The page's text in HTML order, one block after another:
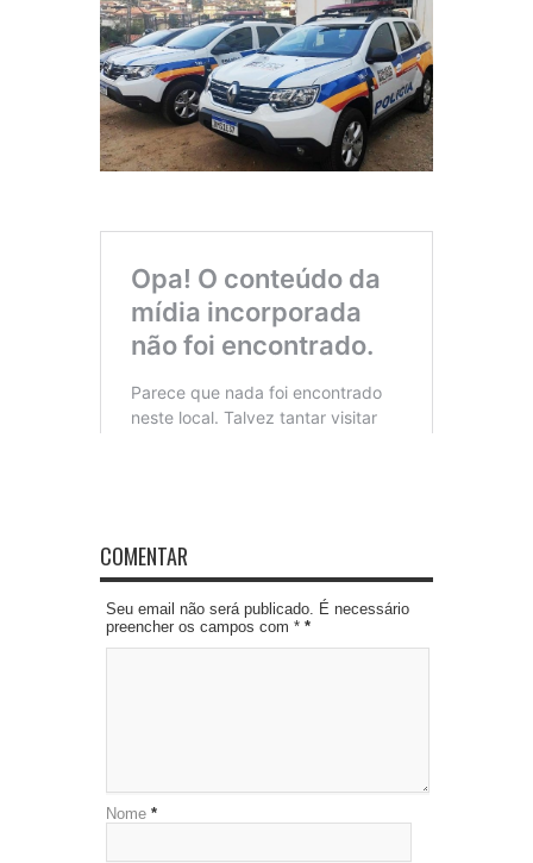
COMENTAR
Seu email não será publicado. É necessário
preencher os campos com * *
Nome *